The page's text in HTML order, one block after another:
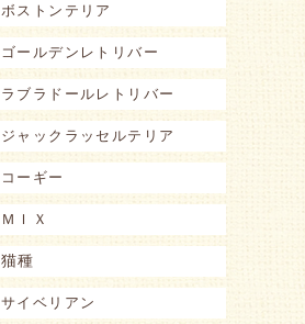
ボストンテリア
ゴールデンレトリバー
ラブラドールレトリバー
ジャックラッセルテリア
コーギー
ＭＩＸ
猫種
サイベリアン